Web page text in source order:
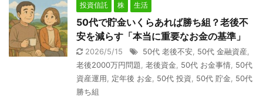
投資信託 株 生活
50代で貯金いくらあれば勝ち組？老後不
安を減らす「本当に重要なお金の基準」
2026/5/15 50代 老後不安 50代 金融資産
老後2000万円問題
老後資金 50代 お金事情 50代
資産運用
定年後 お金 50代 投資 50代 貯金
50代
勝ち組